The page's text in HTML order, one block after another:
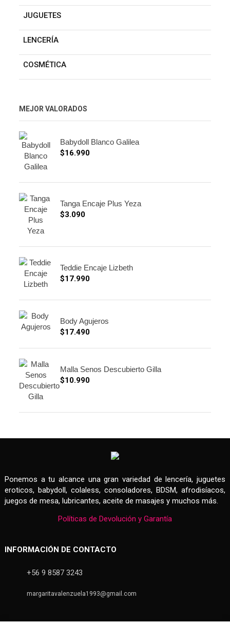
JUGUETES
LENCERÍA
COSMÉTICA
MEJOR VALORADOS
Babydoll Blanco Galilea
$16.990
Tanga Encaje Plus Yeza
$3.090
Teddie Encaje Lizbeth
$17.990
Body Agujeros
$17.490
Malla Senos Descubierto Gilla
$10.990
Ponemos a tu alcance una gran variedad de lencería, juguetes
eroticos, babydoll, colaless, consoladores, BDSM, afrodisíacos,
juegos de mesa, lubricantes, aceite de masajes y muchos más.
Políticas de Devolución y Garantía
INFORMACIÓN DE CONTACTO
+56 9 8587 3243
margaritavalenzuela1993@gmail.com